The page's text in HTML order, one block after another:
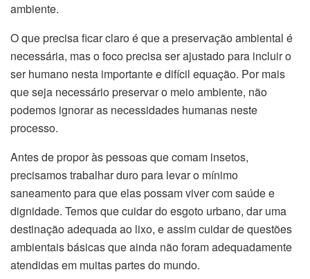
ambiente.
O que precisa ficar claro é que a preservação ambiental é
necessária, mas o foco precisa ser ajustado para incluir o
ser humano nesta importante e difícil equação. Por mais
que seja necessário preservar o meio ambiente, não
podemos ignorar as necessidades humanas neste
processo.
Antes de propor às pessoas que comam insetos,
precisamos trabalhar duro para levar o mínimo
saneamento para que elas possam viver com saúde e
dignidade. Temos que cuidar do esgoto urbano, dar uma
destinação adequada ao lixo, e assim cuidar de questões
ambientais básicas que ainda não foram adequadamente
atendidas em muitas partes do mundo.